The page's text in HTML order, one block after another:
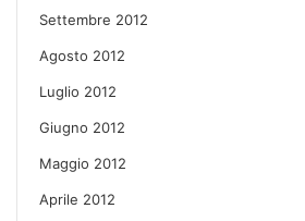
Settembre 2012
Agosto 2012
Luglio 2012
Giugno 2012
Maggio 2012
Aprile 2012